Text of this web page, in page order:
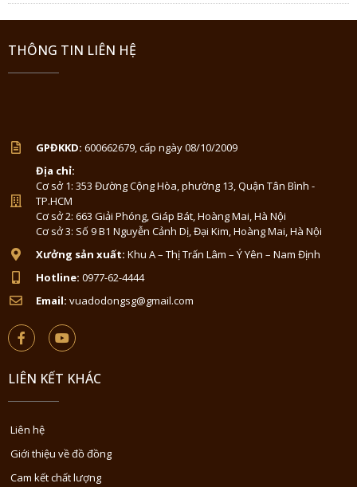
THÔNG TIN LIÊN HỆ
GPĐKKD: 600662679, cấp ngày 08/10/2009
Địa chỉ:
Cơ sở 1: 353 Đường Cộng Hòa, phường 13, Quận Tân Bình -
TP.HCM
Cơ sở 2: 663 Giải Phóng, Giáp Bát, Hoàng Mai, Hà Nội
Cơ sở 3: Số 9 B1 Nguyễn Cảnh Dị, Đại Kim, Hoàng Mai, Hà Nội
Xưởng sản xuất: Khu A – Thị Trấn Lâm – Ý Yên – Nam Định
Hotline: 0977-62-4444
Email: vuadodongsg@gmail.com
LIÊN KẾT KHÁC
Liên hệ
Giới thiệu về đồ đồng
Cam kết chất lượng